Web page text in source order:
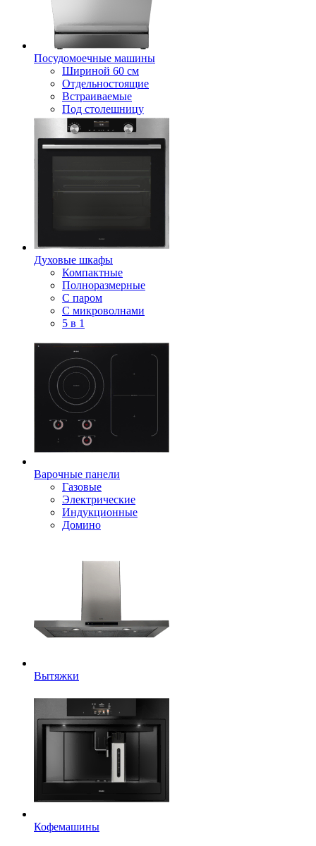
Посудомоечные машины
Шириной 60 см
Отдельностоящие
Встраиваемые
Под столешницу
Духовые шкафы
Компактные
Полноразмерные
С паром
С микроволнами
5 в 1
Варочные панели
Газовые
Электрические
Индукционные
Домино
Вытяжки
Кофемашины